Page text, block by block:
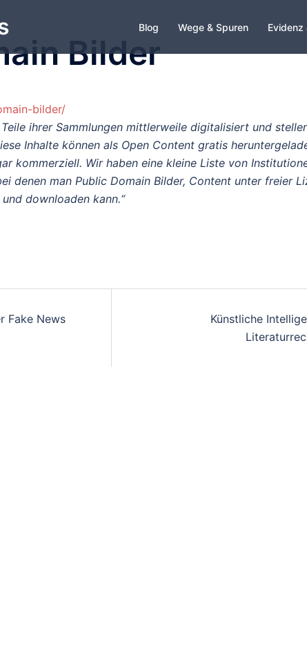
Blog Wege & Spuren Evidenz
Bilder
bilder/
ihrer Sammlungen mittlerweile digitalisiert und
Inhalte können als Open Content gratis
kommerziell. Wir haben eine kleine Liste von
denen man Public Domain Bilder, Content unter freier
downloaden kann.“
Fake News
Künstliche